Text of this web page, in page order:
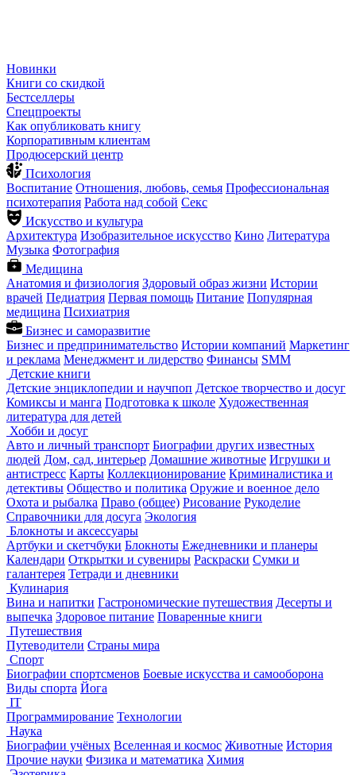
Новинки
Книги со скидкой
Бестселлеры
Спецпроекты
Как опубликовать книгу
Корпоративным клиентам
Продюсерский центр
Психология
Воспитание Отношения, любовь, семья Профессиональная
психотерапия Работа над собой Секс
Искусство и культура
Архитектура Изобразительное искусство Кино Литература
Музыка Фотография
Медицина
Анатомия и физиология Здоровый образ жизни Истории
врачей Педиатрия Первая помощь Питание Популярная
медицина Психиатрия
Бизнес и саморазвитие
Бизнес и предпринимательство Истории компаний Маркетинг
и реклама Менеджмент и лидерство Финансы SMM
Детские книги
Детские энциклопедии и научпоп Детское творчество и досуг
Комиксы и манга Подготовка к школе Художественная
литература для детей
Хобби и досуг
Авто и личный транспорт Биографии других известных
людей Дом, сад, интерьер Домашние животные Игрушки и
антистресс Карты Коллекционирование Криминалистика и
детективы Общество и политика Оружие и военное дело
Охота и рыбалка Право (общее) Рисование Рукоделие
Справочники для досуга Экология
Блокноты и аксессуары
Артбуки и скетчбуки Блокноты Ежедневники и планеры
Календари Открытки и сувениры Раскраски Сумки и
галантерея Тетради и дневники
Кулинария
Вина и напитки Гастрономические путешествия Десерты и
выпечка Здоровое питание Поваренные книги
Путешествия
Путеводители Страны мира
Спорт
Биографии спортсменов Боевые искусства и самооборона
Виды спорта Йога
IT
Программирование Технологии
Наука
Биографии учёных Вселенная и космос Животные История
Прочие науки Физика и математика Химия